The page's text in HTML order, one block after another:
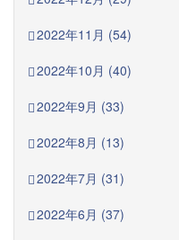
2022年11月 (54)
2022年10月 (40)
2022年9月 (33)
2022年8月 (13)
2022年7月 (31)
2022年6月 (37)